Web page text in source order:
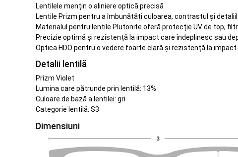
Lentilele mențin o aliniere optică precisă
Lentile Prizm pentru a îmbunătăți culoarea, contrastul și
Materialul pentru lentile Plutonite oferă protecție UV de top,
Precizie optimă și rezistență la impact care îndeplinesc sau
Optica HDO pentru o vedere foarte clară și rezistență la impact
Detalii lentilă
Prizm Violet
Lumina care pătrunde prin lentilă: 13%
Culoare de bază a lentilei: gri
Categorie lentilă: S3
Dimensiuni